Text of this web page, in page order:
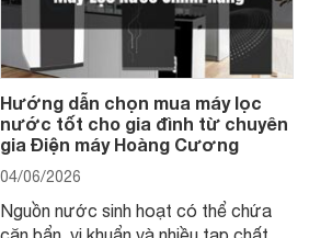
Hướng dẫn chọn mua máy lọc
nước tốt cho gia đình từ chuyên
gia Điện máy Hoàng Cương
04/06/2026
Nguồn nước sinh hoạt có thể chứa